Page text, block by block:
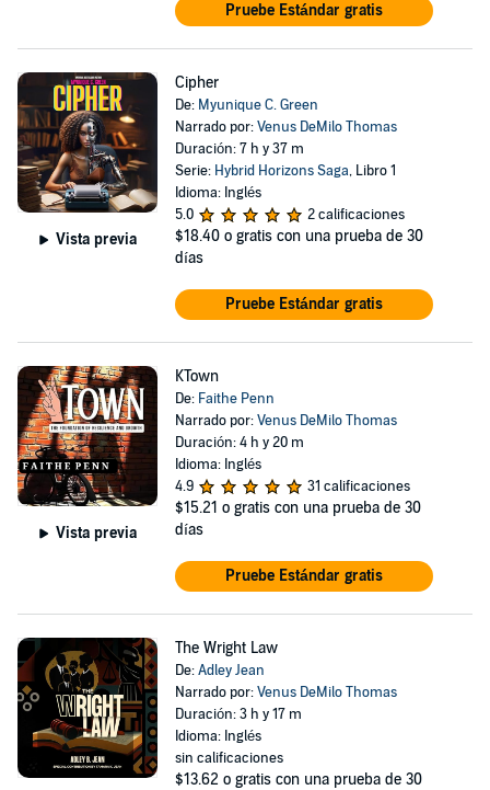
Pruebe Estándar gratis
Vista previa
Cipher
De: Myunique C. Green
Narrado por:Venus DeMilo Thomas
Duración: 7 h y 37 m
Serie: Hybrid Horizons Saga, Libro 1
Idioma: Inglés
5.0
2 calificaciones
$18.40 o gratis con una prueba de 30
días
Pruebe Estándar gratis
Vista previa
KTown
De: Faithe Penn
Narrado por:Venus DeMilo Thomas
Duración: 4 h y 20 m
Idioma: Inglés
4.9
31 calificaciones
$15.21 o gratis con una prueba de 30
días
Pruebe Estándar gratis
The Wright Law
De:Adley Jean
Narrado por:Venus DeMilo Thomas
Duración: 3 h y 17 m
Idioma: Inglés
sin calificaciones
$13.62 o gratis con una prueba de 30